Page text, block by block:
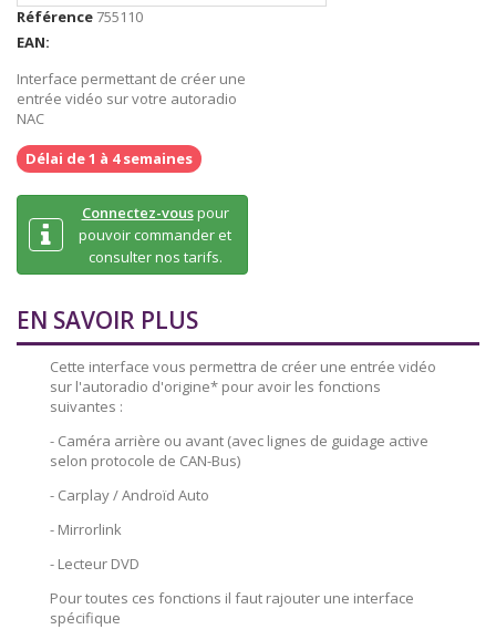
Référence 755110
EAN:
Interface permettant de créer une
entrée vidéo sur votre autoradio
NAC
Délai de 1 à 4 semaines
Connectez-vouspour
pouvoir commander et
consulter nos tarifs.
EN SAVOIR PLUS
Cette interface vous permettra de créer une entrée vidéo
sur l'autoradio d'origine* pour avoir les fonctions
suivantes :
- Caméra arrière ou avant (avec lignes de guidage active
selon protocole de CAN-Bus)
- Carplay / Androïd Auto
- Mirrorlink
- Lecteur DVD
Pour toutes ces fonctions il faut rajouter une interface
spécifique